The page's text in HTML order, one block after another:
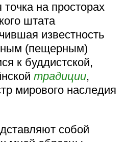
на просторах
штата
известность
(пещерным)
к буддистской,
традиции,
мирового наследия
собой